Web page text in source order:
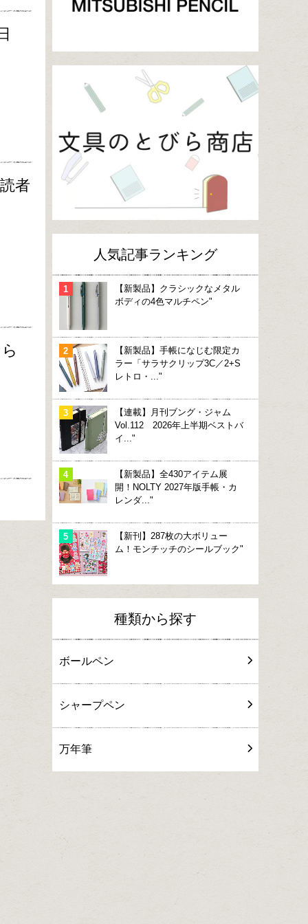
者
人気記事ランキング
【新製品】クラシックなメタル
ボディの4色マルチペン"
【新製品】手帳になじむ限定カ
ラー「サラサクリップ3C／2+S
レトロ・..."
【連載】月刊ブング・ジャム
Vol.112 2026年上半期ベストバ
イ..."
【新製品】全430アイテム展
開！NOLTY 2027年版手帳・カ
レンダ..."
【新刊】287枚の大ボリュー
ム！モンチッチのシールブック"
種類から探す
ボールペン
シャープペン
万年筆